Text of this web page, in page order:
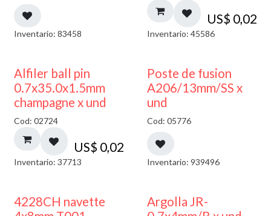
Inventario: 83458
US$ 0,02
Inventario: 45586
Alfiler ball pin
0.7x35.0x1.5mm
champagne x und
Cod: 02724
US$ 0,02
Inventario: 37713
Poste de fusion
A206/13mm/SS x
und
Cod: 05776
Inventario: 939496
4228CH navette
Argolla JR-